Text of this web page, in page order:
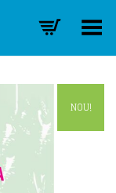
Toggle Menu
NOU!